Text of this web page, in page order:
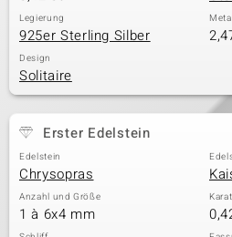
Legierung
925er Sterling Silber
Design
Solitaire
Erster Edelstein
Edelstein
Chrysopras
Anzahl und Größe
1 à 6x4 mm